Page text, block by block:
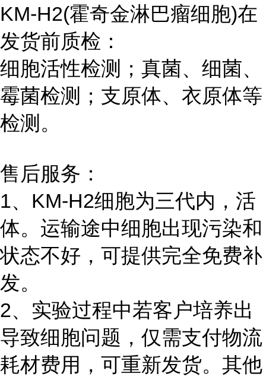
KM-H2(霍奇金淋巴瘤细胞)在
发货前质检：
细胞活性检测；真菌、细菌、
霉菌检测；支原体、衣原体等
检测。
售后服务：
1、KM-H2细胞为三代内，活
体。运输途中细胞出现污染和
状态不好，可提供完全免费补
发。
2、实验过程中若客户培养出
导致细胞问题，仅需支付物流
耗材费用，可重新发货。其他